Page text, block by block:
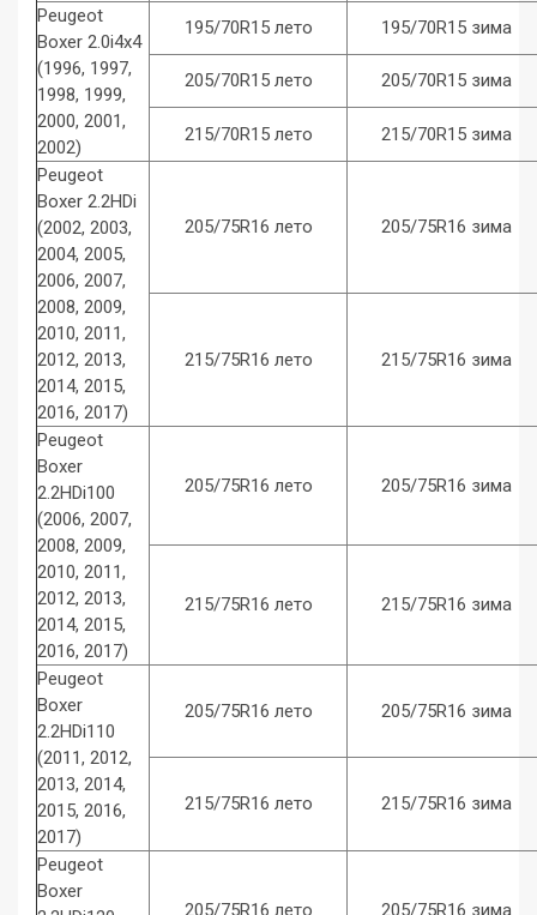
Peugeot
Boxer 2.0i4x4
(1996, 1997,
1998, 1999,
2000, 2001,
2002)
195/70R15 лето 195/70R15 зима
205/70R15 лето 205/70R15 зима
215/70R15 лето
215/70R15 зима
Peugeot
Boxer 2.2HDi
(2002, 2003,
2004, 2005,
2006, 2007,
2008, 2009,
2010, 2011,
2012, 2013,
2014, 2015,
2016, 2017)
205/75R16 лето 205/75R16 зима
215/75R16 лето 215/75R16 зима
Peugeot
Boxer
2.2HDi100
(2006, 2007,
2008, 2009,
2010, 2011,
2012, 2013,
2014, 2015,
2016, 2017)
205/75R16 лето 205/75R16 зима
215/75R16 лето 215/75R16 зима
Peugeot
Boxer
2.2HDi110
(2011, 2012,
2013, 2014,
2015, 2016,
2017)
205/75R16 лето 205/75R16 зима
215/75R16 лето 215/75R16 зима
Peugeot
Boxer
205/75R16 лето 205/75R16 зима